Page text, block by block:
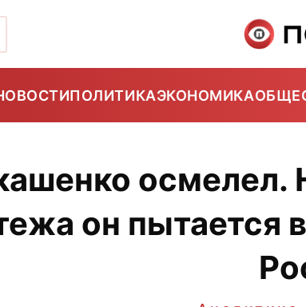
ПОЛИТИКАЭКОНОМИКА
осмелел.
он пытается